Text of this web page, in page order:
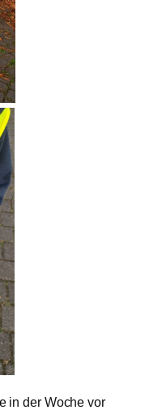
in der Woche vor